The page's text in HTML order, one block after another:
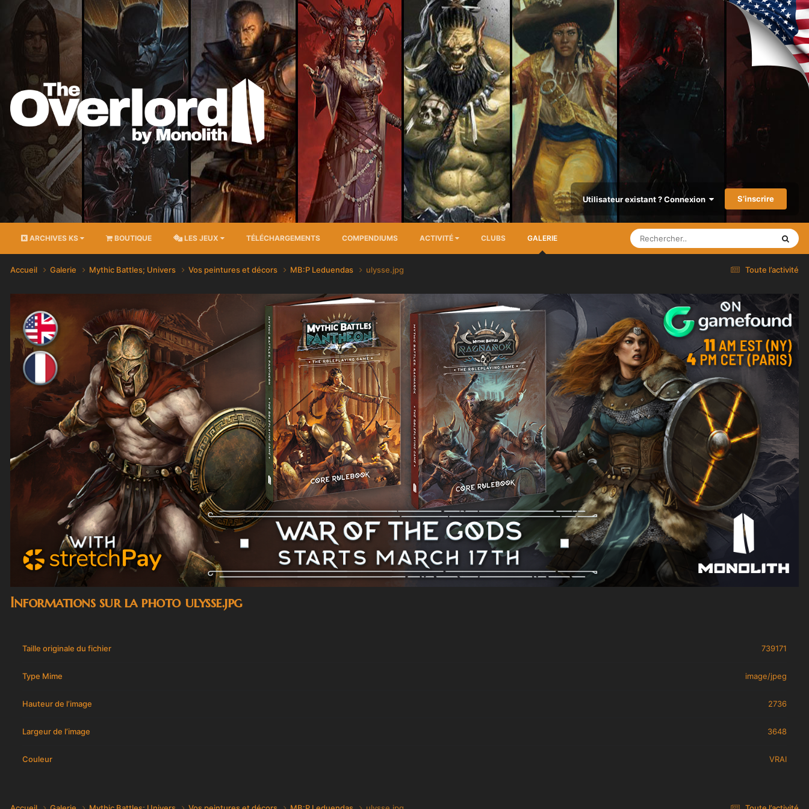
Utilisateur existant ? Connexion S’inscrire
ARCHIVES KS BOUTIQUE LES JEUX TÉLÉCHARGEMENTS COMPENDIUMS ACTIVITÉ CLUBS GALERIE
Toute l’activité
Accueil Galerie Mythic Battles; Univers Vos peintures et décors MB:P Leduendas ulysse.jpg
Informations sur la photo ulysse.jpg
Taille originale du fichier 739171
Type Mime image/jpeg
Hauteur de l’image 2736
Largeur de l’image 3648
Couleur VRAI